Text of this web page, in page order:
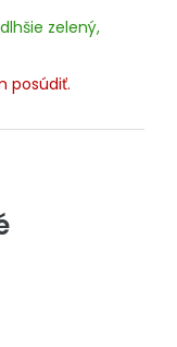
zelený,
posúdiť.